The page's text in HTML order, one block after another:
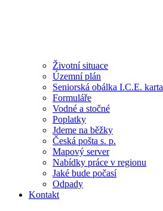
Životní situace
Územní plán
Seniorská obálka I.C.E. karta
Formuláře
Vodné a stočné
Poplatky
Jdeme na běžky
Česká pošta s. p.
Mapový server
Nabídky práce v regionu
Jaké bude počasí
Odpady
Kontakt